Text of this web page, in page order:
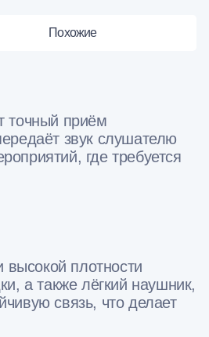
Похожие
точный приём
звук слушателю
где требуется
высокой плотности
а также лёгкий наушник,
связь, что делает